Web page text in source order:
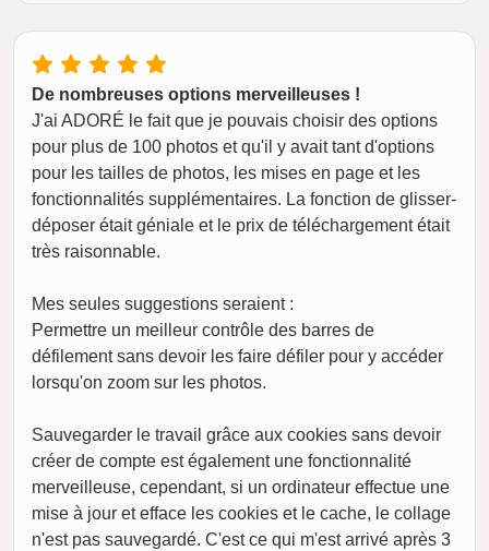
De nombreuses options merveilleuses !
J'ai ADORÉ le fait que je pouvais choisir des options
pour plus de 100 photos et qu'il y avait tant d'options
pour les tailles de photos, les mises en page et les
fonctionnalités supplémentaires. La fonction de glisser-
déposer était géniale et le prix de téléchargement était
très raisonnable.
Mes seules suggestions seraient :
Permettre un meilleur contrôle des barres de
défilement sans devoir les faire défiler pour y accéder
lorsqu'on zoom sur les photos.
Sauvegarder le travail grâce aux cookies sans devoir
créer de compte est également une fonctionnalité
merveilleuse, cependant, si un ordinateur effectue une
mise à jour et efface les cookies et le cache, le collage
n'est pas sauvegardé. C'est ce qui m'est arrivé après 3